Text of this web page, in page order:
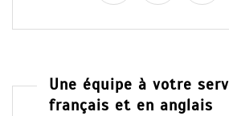
Une équipe à votre
français et en anglais